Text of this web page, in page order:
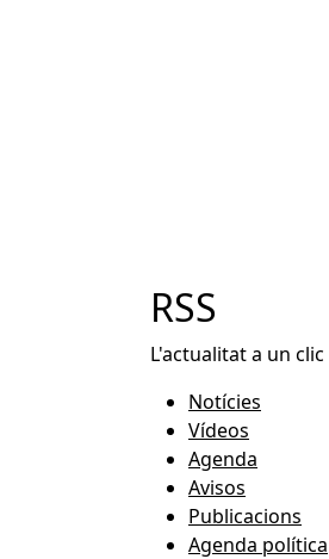
RSS
L'actualitat a un clic
Notícies
Vídeos
Agenda
Avisos
Publicacions
Agenda política